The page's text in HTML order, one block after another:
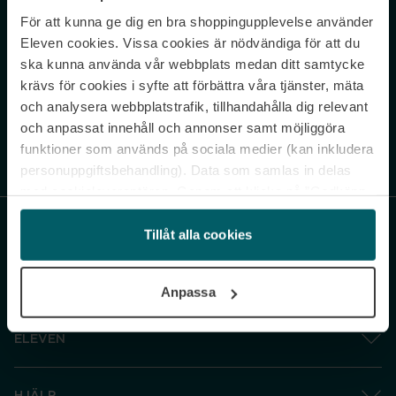
För att kunna ge dig en bra shoppingupplevelse använder
Eleven cookies. Vissa cookies är nödvändiga för att du
ska kunna använda vår webbplats medan ditt samtycke
krävs för cookies i syfte att förbättra våra tjänster, mäta
och analysera webbplatstrafik, tillhandahålla dig relevant
och anpassat innehåll och annonser samt möjliggöra
funktioner som används på sociala medier (kan inkludera
personuppgiftsbehandling). Data som samlas in delas
och gå vidare” accepterar du samtliga cookies medan du
under ”Inställningar” kan anpassa användningen av
cookies. Du kan återkalla ditt samtycke när som helst.
Tillåt alla cookies
Anpassa
Never miss a beat.
Sign up to our newsletter.
Genom att prenumerera accepterar du vår Integritetspolicy. Avprenumerera
ELEVEN